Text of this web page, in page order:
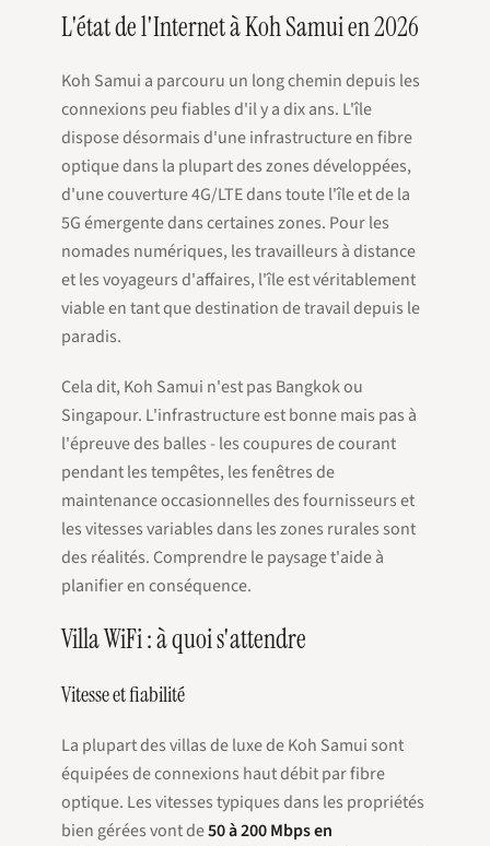
L'état de l'Internet à Koh Samui en 2026
Koh Samui a parcouru un long chemin depuis les
connexions peu fiables d'il y a dix ans. L'île
dispose désormais d'une infrastructure en fibre
optique dans la plupart des zones développées,
d'une couverture 4G/LTE dans toute l'île et de la
5G émergente dans certaines zones. Pour les
nomades numériques, les travailleurs à distance
et les voyageurs d'affaires, l'île est véritablement
viable en tant que destination de travail depuis le
paradis.
Cela dit, Koh Samui n'est pas Bangkok ou
Singapour. L'infrastructure est bonne mais pas à
l'épreuve des balles - les coupures de courant
pendant les tempêtes, les fenêtres de
maintenance occasionnelles des fournisseurs et
les vitesses variables dans les zones rurales sont
des réalités. Comprendre le paysage t'aide à
planifier en conséquence.
Villa WiFi : à quoi s'attendre
Vitesse et fiabilité
La plupart des villas de luxe de Koh Samui sont
équipées de connexions haut débit par fibre
optique. Les vitesses typiques dans les propriétés
bien gérées vont de50 à 200 Mbps en